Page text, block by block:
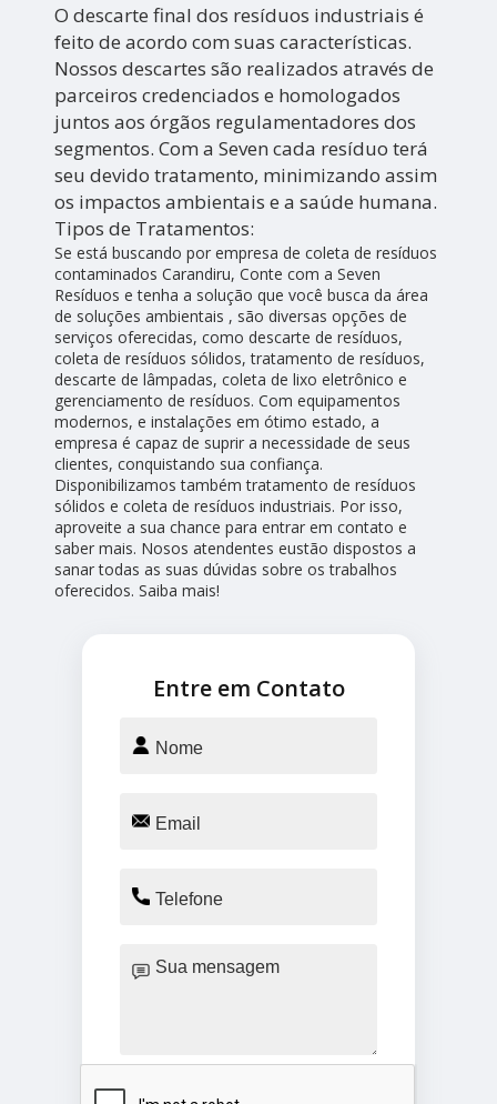
O descarte final dos resíduos industriais é
feito de acordo com suas características.
Nossos descartes são realizados através de
parceiros credenciados e homologados
juntos aos órgãos regulamentadores dos
segmentos. Com a Seven cada resíduo terá
seu devido tratamento, minimizando assim
os impactos ambientais e a saúde humana.
Tipos de Tratamentos:
Se está buscando por empresa de coleta de resíduos
contaminados Carandiru, Conte com a Seven
Resíduos e tenha a solução que você busca da área
de soluções ambientais , são diversas opções de
serviços oferecidas, como descarte de resíduos,
coleta de resíduos sólidos, tratamento de resíduos,
descarte de lâmpadas, coleta de lixo eletrônico e
gerenciamento de resíduos. Com equipamentos
modernos, e instalações em ótimo estado, a
empresa é capaz de suprir a necessidade de seus
clientes, conquistando sua confiança.
Disponibilizamos também tratamento de resíduos
sólidos e coleta de resíduos industriais. Por isso,
aproveite a sua chance para entrar em contato e
saber mais. Nosos atendentes eustão dispostos a
sanar todas as suas dúvidas sobre os trabalhos
oferecidos. Saiba mais!
Entre em Contato